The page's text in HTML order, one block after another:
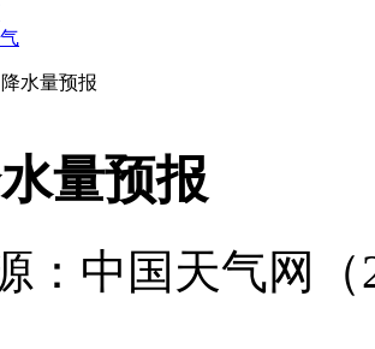
降水量预报
量预报
：中国天气网（